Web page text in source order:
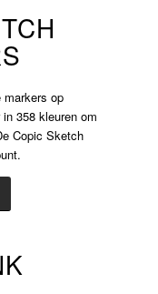
op
358 kleuren om
Copic Sketch